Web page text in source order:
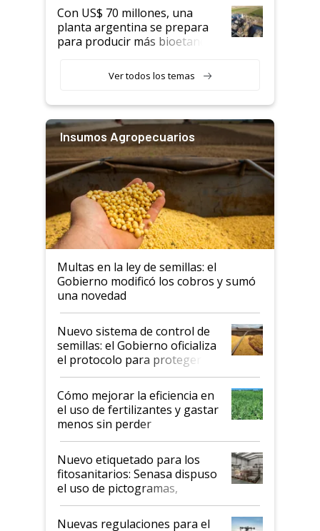
Con US$ 70 millones, una
planta argentina se prepara
para producir más bioetanol
Ver todos los temas
Insumos Agropecuarios
Multas en la ley de semillas: el
Gobierno modificó los cobros y sumó
una novedad
Nuevo sistema de control de
semillas: el Gobierno oficializa
el protocolo para proteger la
propiedad intelectual
Cómo mejorar la eficiencia en
el uso de fertilizantes y gastar
menos sin perder
productividad en la campaña
fina
Nuevo etiquetado para los
fitosanitarios: Senasa dispuso
el uso de pictogramas,
palabras de advertencia e
indicaciones
Nuevas regulaciones para el